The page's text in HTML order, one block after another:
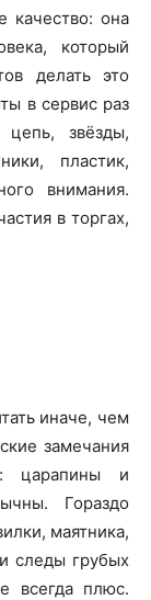
она
который
делать это
в сервис раз
звёзды,
пластик,
внимания.
в торгах,
иначе, чем
замечания
царапины и
Гораздо
маятника,
следы грубых
всегда плюс.